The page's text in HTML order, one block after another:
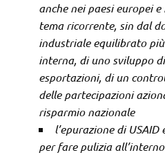
anche nei paesi europei
tema ricorrente, sin dal
industriale equilibrato
interna, di uno sviluppo
esportazioni, di un
delle partecipazioni
risparmio nazionale
l’epurazione di
per fare pulizia